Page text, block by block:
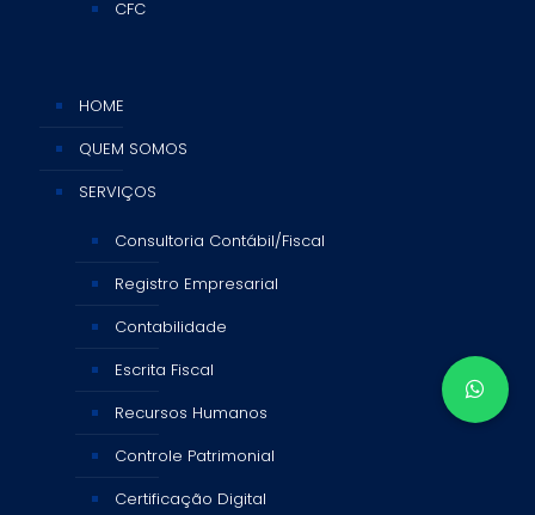
CFC
HOME
QUEM SOMOS
SERVIÇOS
Consultoria Contábil/Fiscal
Registro Empresarial
Contabilidade
Escrita Fiscal
Recursos Humanos
Controle Patrimonial
Certificação Digital